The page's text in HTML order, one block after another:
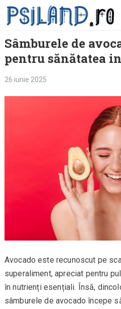
Skip
Sâmburele de
pentru sănătatea
26 iunie 2025
Avocado este recunoscut pe
superaliment, apreciat pentru
în nutrienți esențiali. Însă,
sâmburele de avocado începe